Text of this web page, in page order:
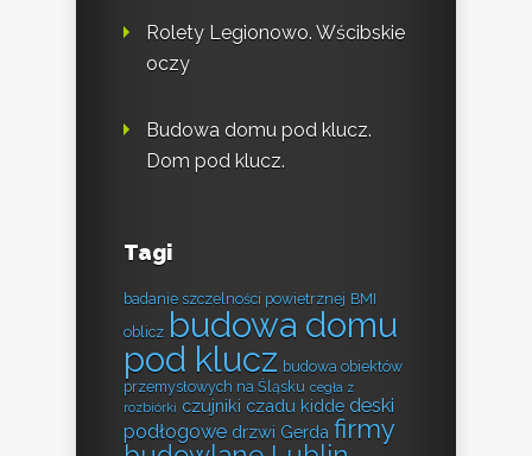
Rolety Legionowo. Wścibskie
oczy
Budowa domu pod klucz.
Dom pod klucz.
Tagi
badanie szczelności powietrznej BMI
oblicz budowa domu
pod klucz budowa obiektów
przemysłowych na Śląsku cegła z
rozbiórki czujniki czadu kidde deski
podłogowe drzwi Gerda firmy